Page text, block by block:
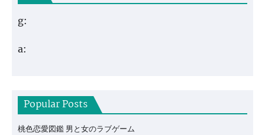
g:
a:
Popular Posts
桃色恋愛図鑑 男と女のラブゲーム